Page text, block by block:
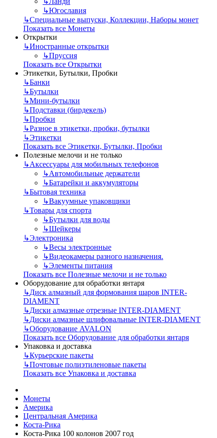
↳Югославия
↳Специальные выпуски, Коллекции, Наборы монет
Показать все Монеты
Открытки
↳Иностранные открытки
↳Пруссия
Показать все Открытки
Этикетки, Бутылки, Пробки
↳Банки
↳Бутылки
↳Мини-бутылки
↳Подставки (бирдекель)
↳Пробки
↳Разное в этикетки, пробки, бутылки
↳Этикетки
Показать все Этикетки, Бутылки, Пробки
Полезные мелочи и не только
↳Аксессуары для мобильных телефонов
↳Автомобильные держатели
↳Батарейки и аккумуляторы
↳Бытовая техника
↳Вакуумные упаковщики
↳Товары для спорта
↳Бутылки для воды
↳Шейкеры
↳Электроника
↳Весы электронные
↳Видеокамеры разного назначения.
↳Элементы питания
Показать все Полезные мелочи и не только
Оборудование для обработки янтаря
↳Диск алмазный для формования шаров INTER-
DIAMENT
↳Диски алмазные отрезные INTER-DIAMENT
↳Диски алмазные шлифовальные INTER-DIAMENT
↳Оборудование AVALON
Показать все Оборудование для обработки янтаря
Упаковка и доставка
↳Курьерские пакеты
↳Почтовые полиэтиленовые пакеты
Показать все Упаковка и доставка
Монеты
Америка
Центральная Америка
Коста-Рика
Коста-Рика 100 колонов 2007 год